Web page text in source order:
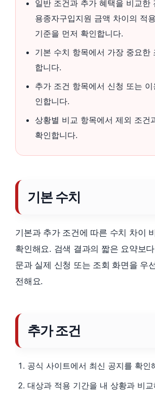
일반 조건과 추가 혜택을 비교한
용종자구입지원 금액 차이의 적
기준을 먼저 확인합니다.
기본 수치 항목에서 가장 중요한
합니다.
추가 조건 항목에서 신청 또는
인합니다.
상황별 비교 항목에서 제외 조건
확인합니다.
기본 수치
기본과 추가 조건에 따른 수치 차이
확인해요. 검색 결과의 짧은 요약보
문과 실제 신청 또는 조회 화면을 우
전해요.
추가 조건
공식 사이트에서 최신 공지를 확인
대상과 적용 기간을 내 상황과 비교